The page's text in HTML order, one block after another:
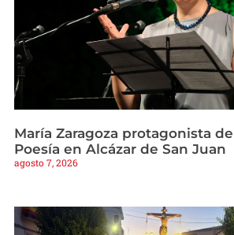
María Zaragoza protagonista
Poesía en Alcázar de San Juan
agosto 7, 2026